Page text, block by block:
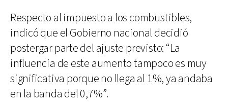
Respecto al impuesto a los combustibles,
indicó que el Gobierno nacional decidió
postergar parte del ajuste previsto: “La
influencia de este aumento tampoco es muy
significativa porque no llega al 1%, ya andaba
en la banda del 0,7%”.